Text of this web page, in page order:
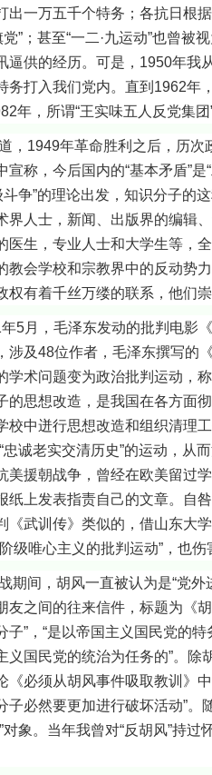
出一万五千个特务；各抗日根
党”；甚至“一二·九运动”也曾
逼供的经历。可是，1950年我
务打入我们党内。直到1962年
年，所谓“王实味五人反党集
年革命胜利之后，历次政
宣称，今后国内的“基本矛盾”
斗争”的理论出发，知识分子
界人士，新闻、出版界的编辑
医生，专业人士和大学生等，
教会学校和宗教界中的反动势
权有着千丝万缕的联系，他们
毛泽东发动的批判电影《武
涉及48位作者，毛泽东撰写的
学术问题变为政治批判运动，
的思想改造，是我国在各方面
校中迸行思想改造和组织清理
忠诚老实交清历史”的运动，从
美援朝战争，曾经在欧美留过
纸上发表指责自己的文章。自
《武训传》类似的，借山东大
级唯心主义的批判运动”，也伤
，胡风一直被认为是“党外进
友之间的往来信件，标题为《
子”，“是以帝国主义国民党的
义国民党的统治为任务的”。除
《必须从胡风事件吸取教训》
子必然要更加进行破坏活动”。
对象。当年我曾对“反胡风”持